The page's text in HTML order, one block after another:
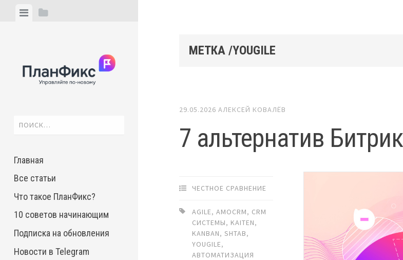
ViewView
Найти:
Главная
Все статьи
Что такое ПланФикс?
10 советов начинающим
Подписка на обновления
Новости в Telegram
МЕТКА /YOUGILE
29.05.2026 АЛЕКСЕЙ КОВАЛЁВ
7 альтернатив
ЧЕСТНОЕ СРАВНЕНИЕ
AGILE,AMOCRM, CRM
СИСТЕМЫ, KAITEN,
KANBAN,SHTAB,
YOUGILE,
АВТОМАТИЗАЦИЯ